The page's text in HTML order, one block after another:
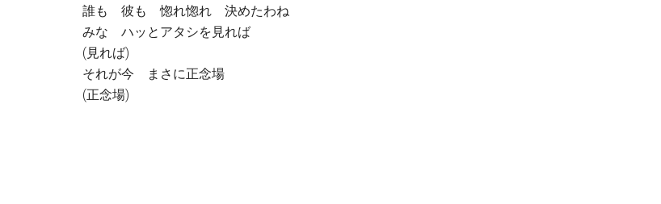
誰も 彼も 惚れ惚れ 決めたわね
みな ハッとアタシを見れば
(見れば)
それが今 まさに正念場
(正念場)